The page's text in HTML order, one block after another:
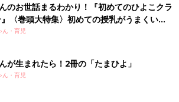
のお世話まるわかり！『初めてのひよこクラ
〈巻頭大特集〉初めての授乳がうまくい
ぱい・ミルクの基本と夏のトラブル 解決テ
ん・育児
が生まれたら！2冊の「たまひよ」
ん・育児